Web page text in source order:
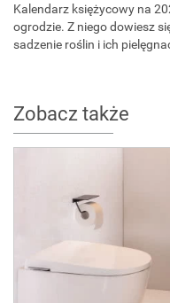
Kalendarz księżycowy na
ogrodzie. Z niego dowiesz
sadzenie roślin i ich
Zobacz także